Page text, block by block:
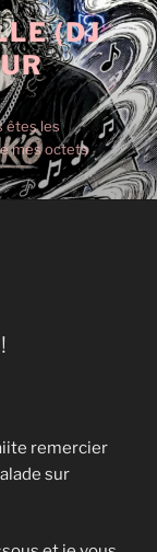
(DJ
êtes les
mes octets
remercier
sur